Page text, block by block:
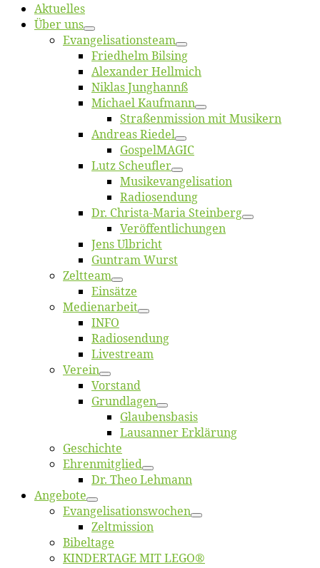
Ak­tu­el­les
Über uns
Evangelisa­tions­team
Fried­helm Bilsing
Alex­an­der Hellmich
Ni­klas Junghannß
Mi­cha­el Kaufmann
Straßenmis­sion mit Musikern
An­dre­as Riedel
Gos­pel­MA­GIC
Lutz Scheuf­ler
Musikevan­ge­li­sa­tion
Ra­dio­sen­dung
Dr. Chris­­ta-Ma­ria Steinberg
Ver­öf­fent­li­chun­gen
Jens Ulb­richt
Gun­tram Wurst
Zelt­team
Ein­sät­ze
Me­di­en­ar­beit
INFO
Ra­dio­sen­dung
Live­stream
Ver­ein
Vor­stand
Grund­la­gen
Glaubens­ba­sis
Lausan­ner Erklärung
Ge­schich­te
Eh­ren­mit­glied
Dr. Theo Lehmann
An­ge­bo­te
Evangelisa­tions­wo­chen
Zelt­mis­si­on
Bi­bel­ta­ge
KINDERTAGE MIT LEGO®